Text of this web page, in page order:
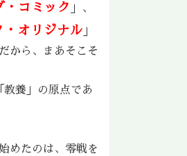
・コミック 」、
・オリジナル 」
から、まあそこそ
教養」の原点であ
めたのは、零戦を